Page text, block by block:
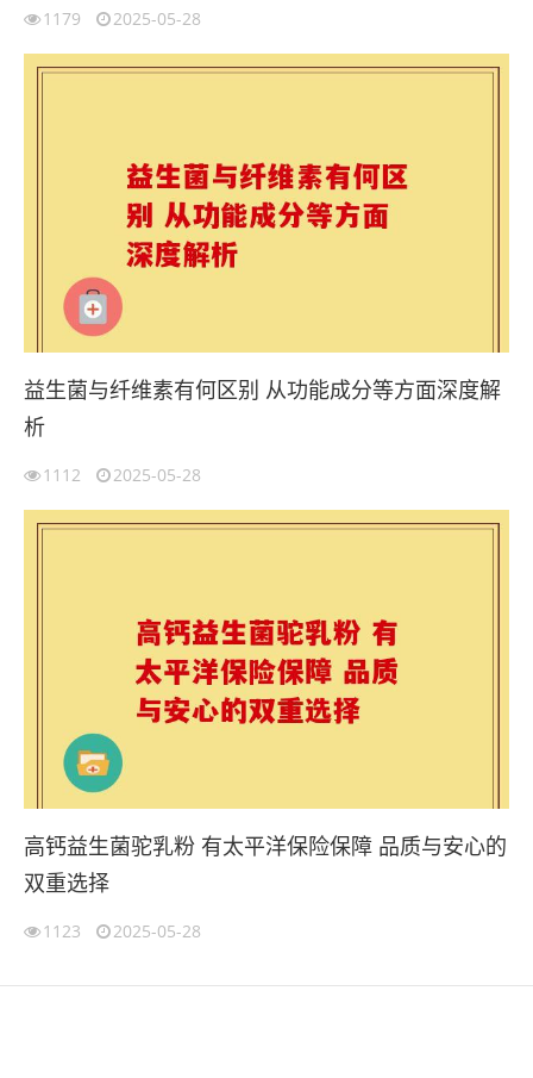
1179 2025-05-28
益生菌与纤维素有何区别 从功能成分等方面深度解
析
1112 2025-05-28
高钙益生菌驼乳粉 有太平洋保险保障 品质与安心的
双重选择
1123 2025-05-28